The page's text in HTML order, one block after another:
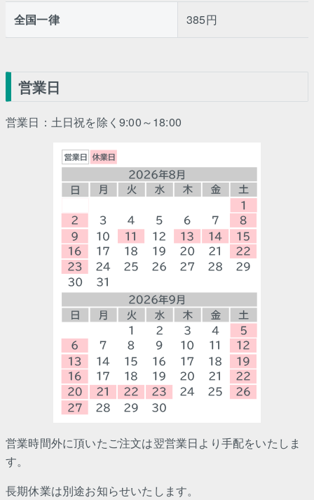
全国一律 385円
営業日
営業日：土日祝を除く9:00～18:00
営業時間外に頂いたご注文は翌営業日より手配をいたしま
す。
長期休業は別途お知らせいたします。